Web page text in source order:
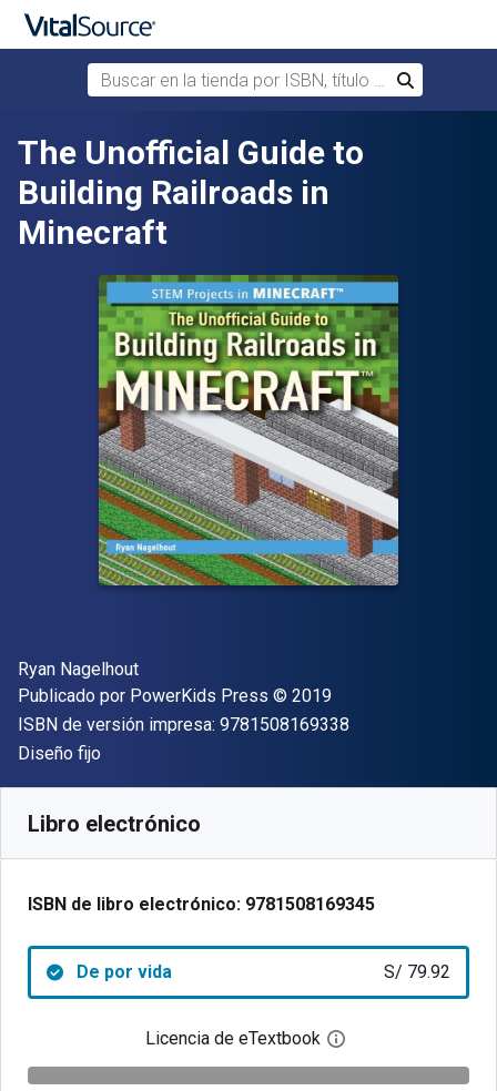
Saltar al contenido principal
Buscar en la tienda por ISBN, título o autor
Buscar
The Unofficial Guide to
Building Railroads in
Minecraft
Autor(es)
Ryan Nagelhout
Editor
Publicado por PowerKids Press Copyright
© 2019
ISBN de versión impresa: 9781508169338
Formato
Diseño fijo
Libro electrónico
ISBN de libro electrónico: 9781508169345
De por vida S/ 79.92
Licencia de eTextbook Abre el cuadro de